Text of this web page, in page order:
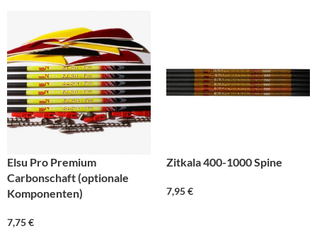
Elsu Pro Premium
Carbonschaft (optionale
Komponenten)
7,75€
Zitkala 400-1000 Spine
7,95€